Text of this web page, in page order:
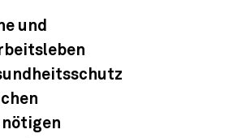
und
nötigen